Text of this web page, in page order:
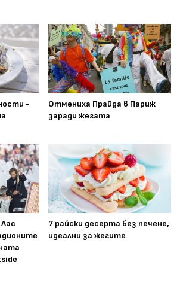
-
Отмениха Прайда в Париж
заради жегата
7 райски десерта без печене,
идеални за жегите